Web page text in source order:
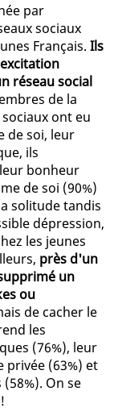
par
sociaux
Français. Ils
réseau social
de la
ont eu
de soi, leur
ils
bonheur
de soi (90%)
solitude tandis
dépression,
les jeunes
près d'un
un
ou
de cacher le
les
(76%), leur
(63%) et
On se